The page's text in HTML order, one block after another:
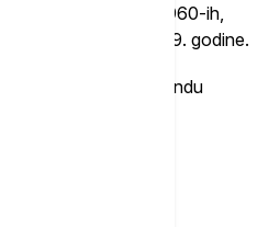
ananas u pice 1960-ih,
pridružili SAD 1959. godine.
"havajskom" po brendu